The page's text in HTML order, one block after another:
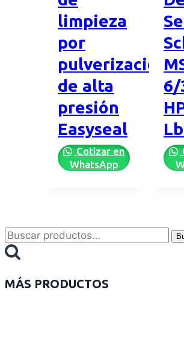
limpieza
por
pulverización
de alta
presión
Easyseal
Cotizar en
WhatsApp
6/
MÁS PRODUCTOS